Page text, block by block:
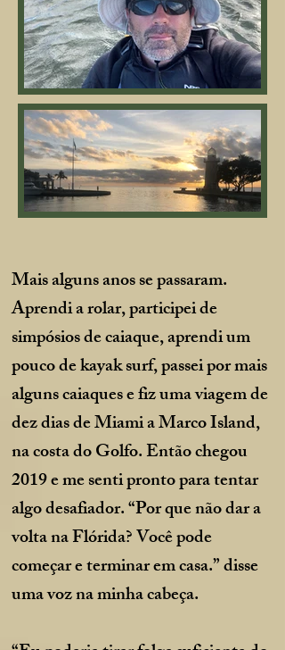
Mais alguns anos se passaram.
Aprendi a rolar, participei de
simpósios de caiaque, aprendi um
pouco de kayak surf, passei por mais
alguns caiaques e fiz uma viagem de
dez dias de Miami a Marco Island,
na costa do Golfo. Então chegou
2019 e me senti pronto para tentar
algo desafiador. “Por que não dar a
volta na Flórida? Você pode
começar e terminar em casa.” disse
uma voz na minha cabeça.